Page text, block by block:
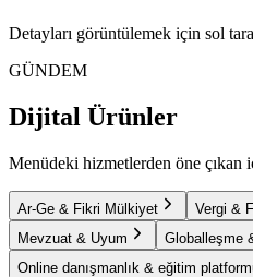
Detayları görüntülemek için sol
GÜNDEM
Dijital Ürünler
Menüdeki hizmetlerden öne çıkan
Ar-Ge & Fikri Mülkiyet Vergi &
Mevzuat & Uyum
Globalleşme
Online danışmanlık & eğitim